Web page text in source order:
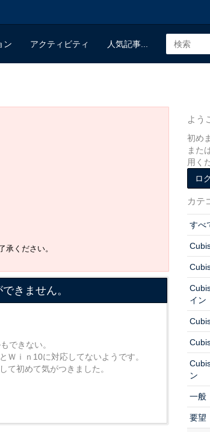
ン アクティビティ 人気記事...
ください。
きません。
できない。
Ｗｉｎ10に対応してないようです。
て初めて気がつきました。
よう
初め
また
用く
ロ
カテ
すべ
イン
ン
一般
要望